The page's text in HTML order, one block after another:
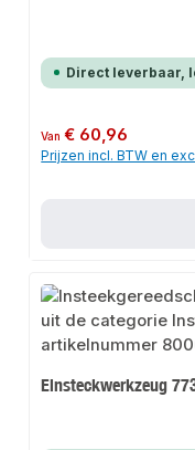
Direct leverbaar,
Normale prijs:
Van€ 60,96
Prijzen incl. BTW en
Einsteckwerkzeug